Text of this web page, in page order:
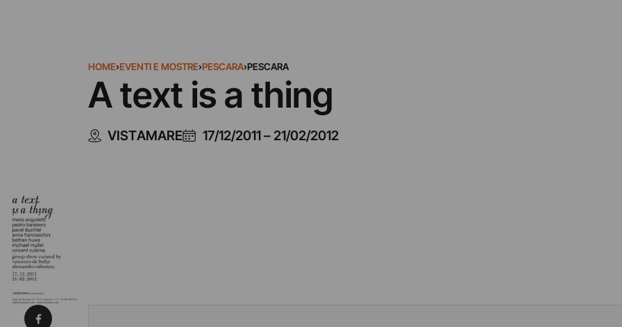
HOME›EVENTI E MOSTRE›PESCARA›PESCARA
A text is a thing
VISTAMARE 17/12/2011– 21/02/2012
Condividi su Facebook